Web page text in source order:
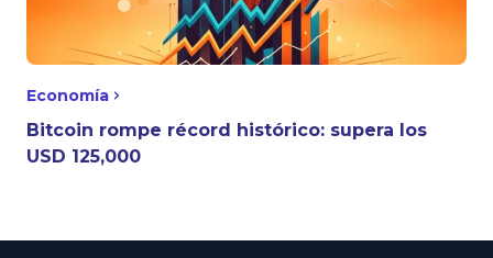
Economía
Bitcoin rompe récord histórico: supera los
USD 125,000